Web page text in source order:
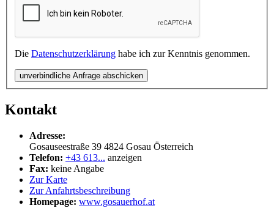
Die Datenschutzerklärung habe ich zur Kenntnis genommen.
unverbindliche Anfrage abschicken
Kontakt
Adresse:
Gosauseestraße 39 4824 Gosau Österreich
Telefon: +43 613... anzeigen
Fax: keine Angabe
Zur Karte
Zur Anfahrtsbeschreibung
Homepage: www.gosauerhof.at